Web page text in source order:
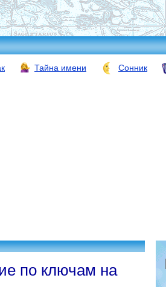
Тайна имени Сонник
по ключам на